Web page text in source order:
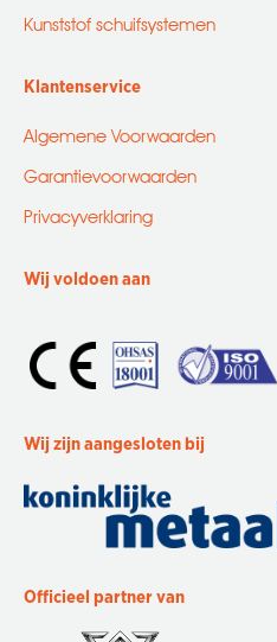
Kunststof schuifsystemen
Klantenservice
Algemene Voorwaarden
Garantievoorwaarden
Privacyverklaring
Wij voldoen aan
Wij zijn aangesloten bij
Officieel partner van